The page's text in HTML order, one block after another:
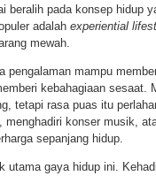
pada konsep hidup
adalah experiential
mewah.
pengalaman mampu
kebahagiaan sesaat.
tetapi rasa puas itu
konser musik,
sepanjang hidup.
utama gaya hidup ini.